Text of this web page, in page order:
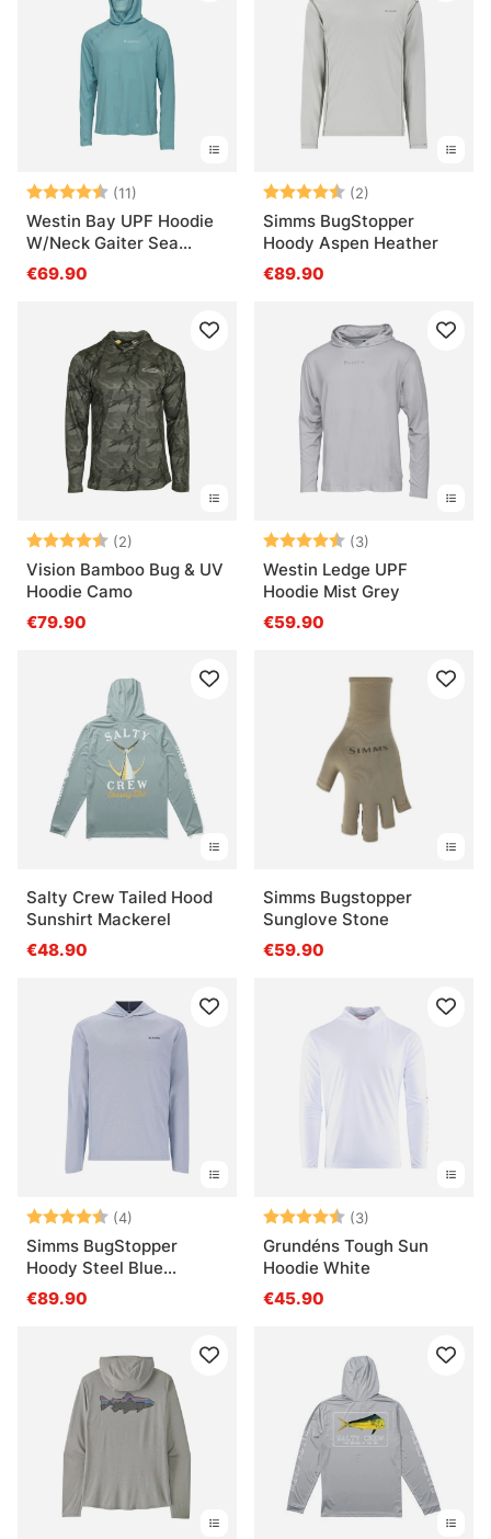
Bewertung:(11)
4.9 von 5 Sternen
Westin Bay UPF Hoodie
W/Neck Gaiter Sea
Breeze
€69.90
Bewertung:(2)
Simms BugStopper
Hoody Aspen Heather
€89.90
Bewertung:(2)
4.5 von 5 Sternen
Vision Bamboo Bug & UV
Hoodie Camo
€79.90
Bewertung:(3)
Westin Ledge UPF
Hoodie Mist Grey
€59.90
Salty Crew Tailed Hood
Sunshirt Mackerel
€48.90
Simms Bugstopper
Sunglove Stone
€59.90
Bewertung:(4)
4.8 von 5 Sternen
Simms BugStopper
Hoody Steel Blue
Heather
€89.90
Bewertung:(3)
Grundéns Tough Sun
Hoodie White
€45.90